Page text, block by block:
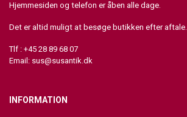
Hjemmesiden og telefon er åben alle dage.
Det er altid muligt at besøge butikken efter aftale.
Tlf : +45 28 89 68 07
Email: sus@susantik.dk
INFORMATION